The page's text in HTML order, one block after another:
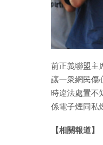
前正義聯盟主
讓一衆網民傷
時違法處置不
係電子煙同私
【相關報道】